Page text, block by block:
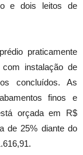
e dois leitos de
praticamente
instalação de
concluídos. As
finos e
orçada em R$
de 25% diante do